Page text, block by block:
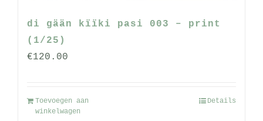
di gään kïïki pasi 003 – print
(1/25)
€120.00
Toevoegen aan
winkelwagen
Details